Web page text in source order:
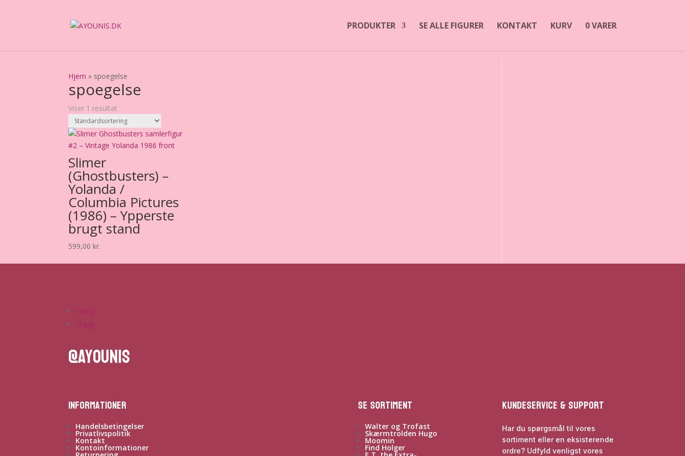
PRODUKTER SE ALLE FIGURER KONTAKT KURV 0 VARER
Hjem » spoegelse
spoegelse
Viser 1 resultat
Slimer
(Ghostbusters) –
Yolanda /
Columbia Pictures
(1986) – Ypperste
brugt stand
599,00kr.
Følg
Følg
@ayounis
Informationer
Handelsbetingelser
Privatlivspolitik
Kontakt
Kontoinformationer
Se sortiment
Walter og Trofast
Skærmtrolden Hugo
Moomin
Find Holger
Kundeservice & Support
Har du spørgsmål til vores
sortiment eller en eksisterende
ordre? Udfyld venligst vores